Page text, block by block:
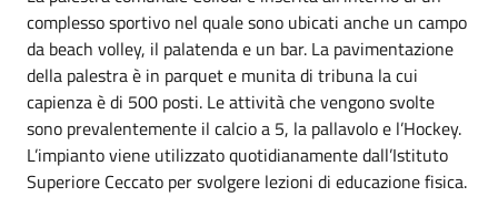
complesso sportivo nel quale sono ubicati anche un campo
da beach volley, il palatenda e un bar. La pavimentazione
della palestra è in parquet e munita di tribuna la cui
capienza è di 500 posti. Le attività che vengono svolte
sono prevalentemente il calcio a 5, la pallavolo e l’Hockey.
L’impianto viene utilizzato quotidianamente dall’Istituto
Superiore Ceccato per svolgere lezioni di educazione fisica.